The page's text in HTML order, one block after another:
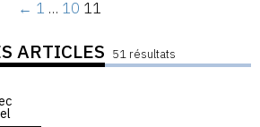
← 1 … 10 11
ARTICLES 51 résultats